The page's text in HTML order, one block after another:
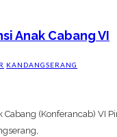
Anak Cabang VI
KANDANGSERANG
(Konferancab)